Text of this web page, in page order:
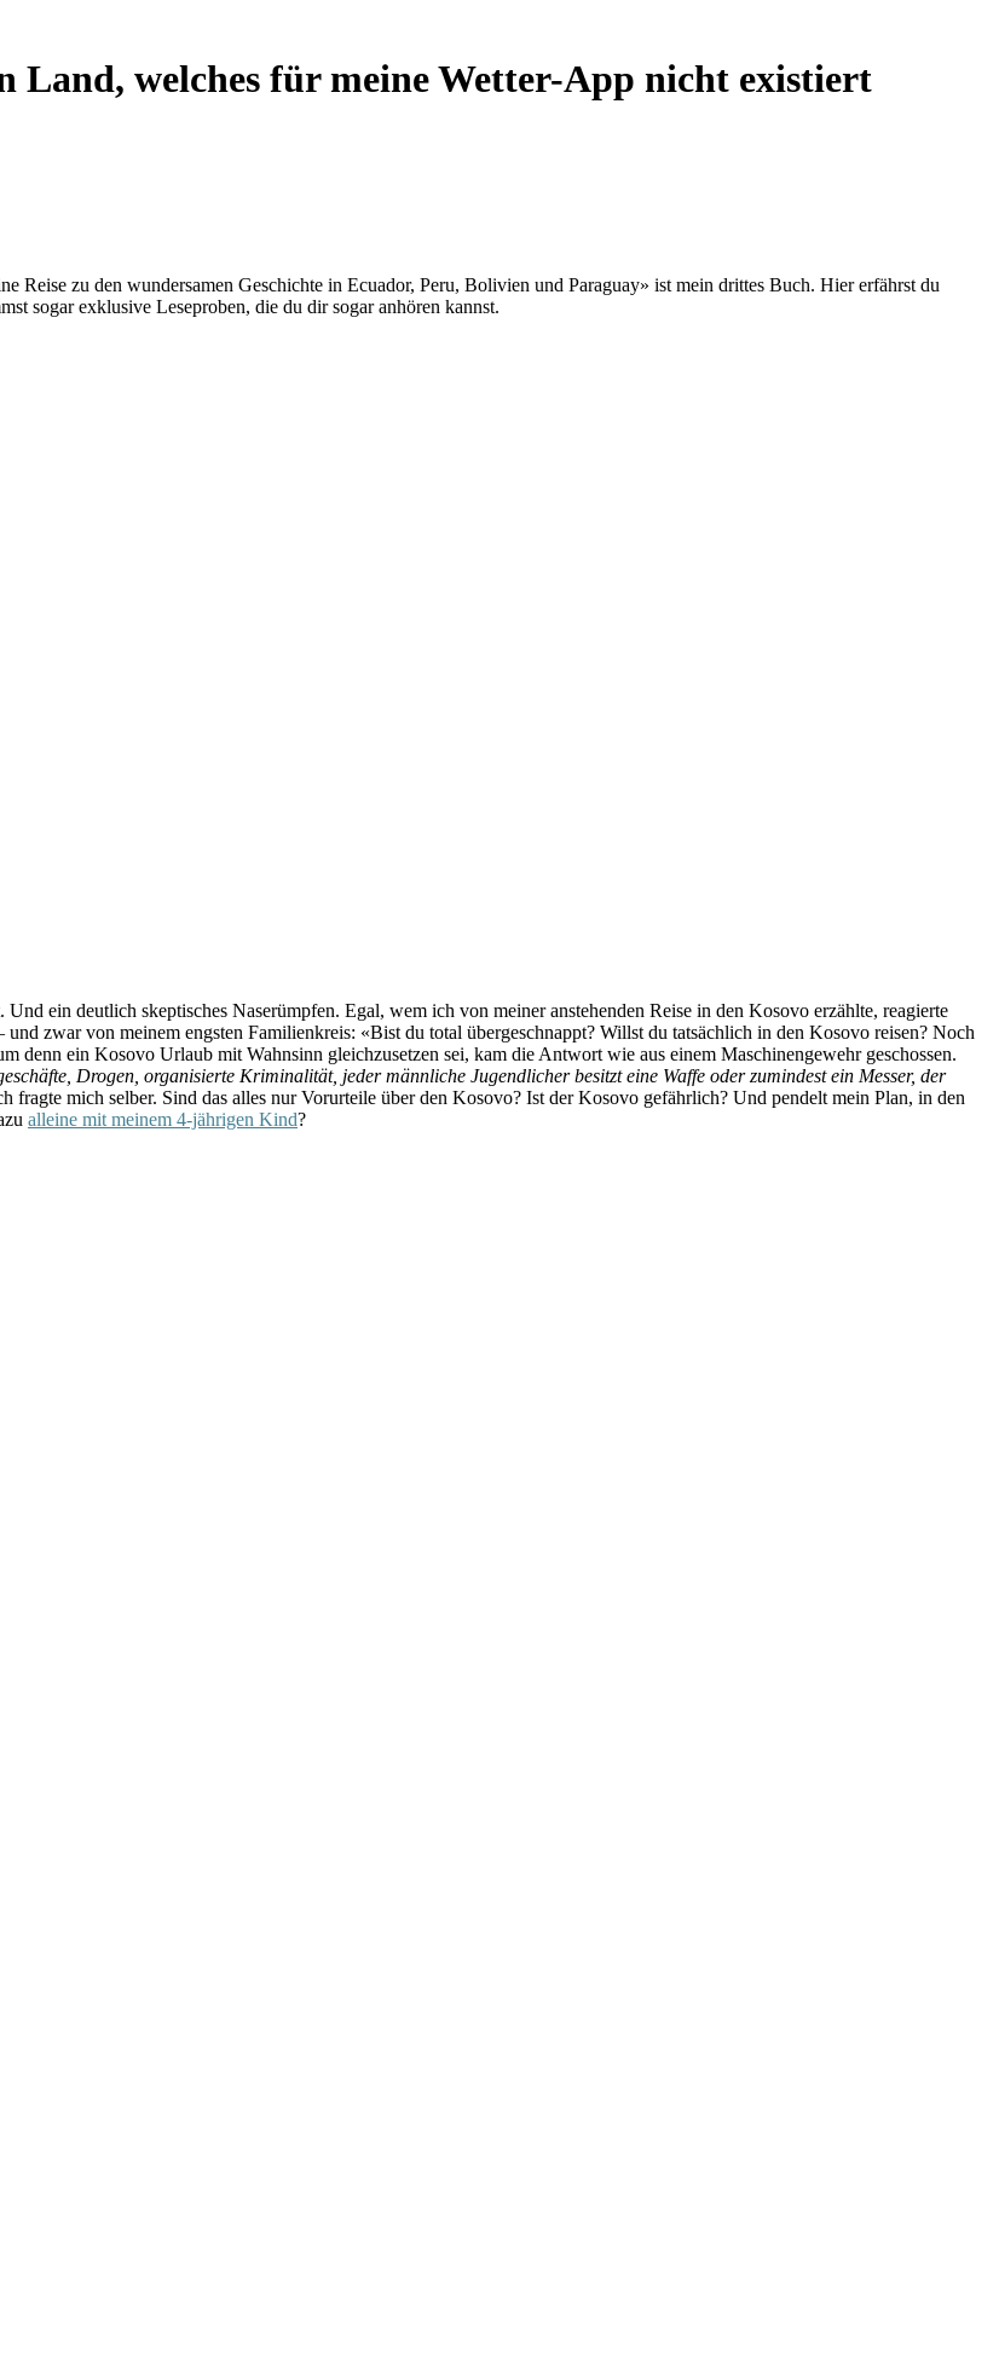
Land, welches für meine Wetter-App nicht existiert
Reise zu den wundersamen Geschichte in Ecuador, Peru, Bolivien und Paraguay» ist mein drittes Buch. Hier erfährst du
sogar exklusive Leseproben, die du dir sogar anhören kannst.
ein deutlich skeptisches Naserümpfen. Egal, wem ich von meiner anstehenden Reise in den Kosovo erzählte, reagierte
zwar von meinem engsten Familienkreis: «Bist du total übergeschnappt? Willst du tatsächlich in den Kosovo reisen? Noch
denn ein Kosovo Urlaub mit Wahnsinn gleichzusetzen sei, kam die Antwort wie aus einem Maschinengewehr geschossen.
Drogen, organisierte Kriminalität, jeder männliche Jugendlicher besitzt eine Waffe oder zumindest ein Messer, der
fragte mich selber. Sind das alles nur Vorurteile über den Kosovo? Ist der Kosovo gefährlich? Und pendelt mein Plan, in den
alleine mit meinem 4-jährigen Kind?